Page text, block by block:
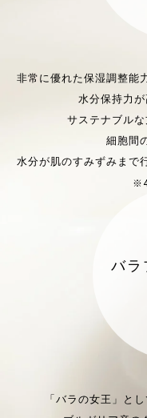
非常に優れた保湿調整能
水分保持力が
サステナブルな
細胞間
水分が肌のすみずみまで
バラ
「バラの女王」と